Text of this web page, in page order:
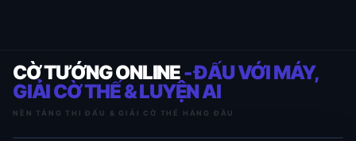
CỜ TƯỚNG ONLINE- ĐẤU VỚI MÁY,
GIẢI CỜ THẾ & LUYỆN AI
NỀN TẢNG THI ĐẤU & GIẢI CỜ THẾ HÀNG ĐẦU